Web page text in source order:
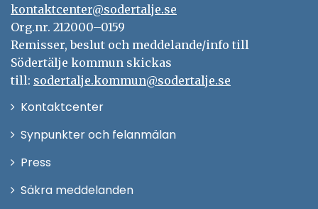
kontaktcenter@sodertalje.se
Org.nr. 212000–0159
Remisser, beslut och meddelande/info till
Södertälje kommun skickas
till: sodertalje.kommun@sodertalje.se
KontaktcenterÖppna
Synpunkter och felanmälan
Press
Säkra meddelanden